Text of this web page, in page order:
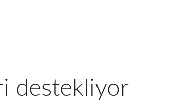
destekliyor